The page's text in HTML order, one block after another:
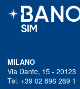
MILANO
Via Dante, 15 - 20123
Tel. +39 02 896 289 1